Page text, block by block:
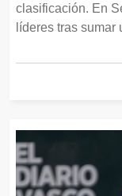
clasificación. En
líderes tras sumar